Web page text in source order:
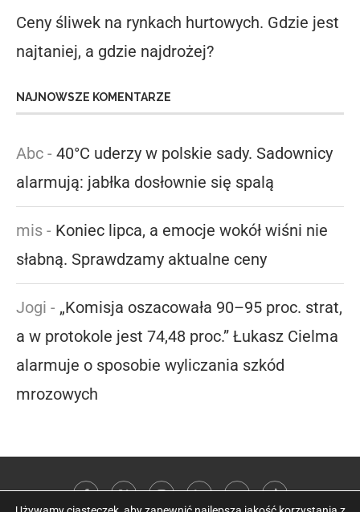
Ceny śliwek na rynkach hurtowych. Gdzie jest
najtaniej, a gdzie najdrożej?
NAJNOWSZE KOMENTARZE
Abc - 40°C uderzy w polskie sady. Sadownicy
alarmują: jabłka dosłownie się spalą
mis - Koniec lipca, a emocje wokół wiśni nie
słabną. Sprawdzamy aktualne ceny
Jogi - „Komisja oszacowała 90–95 proc. strat,
a w protokole jest 74,48 proc.” Łukasz Cielma
alarmuje o sposobie wyliczania szkód
mrozowych